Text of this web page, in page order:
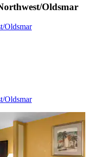
Oldsmar
Oldsmar
Oldsmar